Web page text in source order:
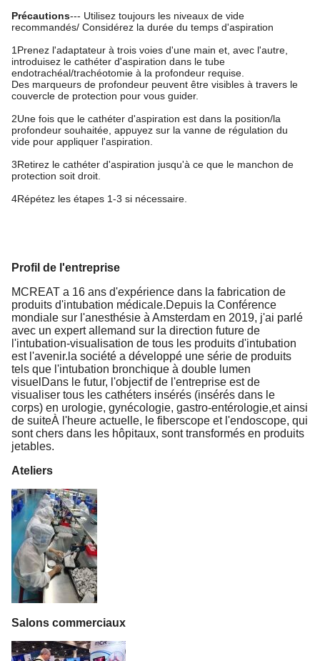
Précautions--- Utilisez toujours les niveaux de vide
recommandés/ Considérez la durée du temps d'aspiration
1Prenez l'adaptateur à trois voies d'une main et, avec l'autre,
introduisez le cathéter d'aspiration dans le tube
endotrachéal/trachéotomie à la profondeur requise.
Des marqueurs de profondeur peuvent être visibles à travers le
couvercle de protection pour vous guider.
2Une fois que le cathéter d'aspiration est dans la position/la
profondeur souhaitée, appuyez sur la vanne de régulation du
vide pour appliquer l'aspiration.
3Retirez le cathéter d'aspiration jusqu'à ce que le manchon de
protection soit droit.
4Répétez les étapes 1-3 si nécessaire.
Profil de l'entreprise
MCREAT a 16 ans d'expérience dans la fabrication de
produits d'intubation médicale.Depuis la Conférence
mondiale sur l'anesthésie à Amsterdam en 2019, j'ai parlé
avec un expert allemand sur la direction future de
l'intubation-visualisation de tous les produits d'intubation
est l'avenir.la société a développé une série de produits
tels que l'intubation bronchique à double lumen
visuelDans le futur, l'objectif de l'entreprise est de
visualiser tous les cathéters insérés (insérés dans le
corps) en urologie, gynécologie, gastro-entérologie,et ainsi
de suiteÀ l'heure actuelle, le fiberscope et l'endoscope, qui
sont chers dans les hôpitaux, sont transformés en produits
jetables.
Ateliers
Salons commerciaux